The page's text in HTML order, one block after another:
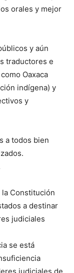
orales y mejor
y aún
traductores e
Oaxaca
indígena) y
y
a todos bien
Constitución
a destinar
judiciales
se está